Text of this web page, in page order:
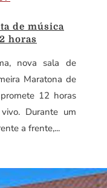
de música
horas
nova sala de
Maratona de
12 horas
Durante um
a frente,...